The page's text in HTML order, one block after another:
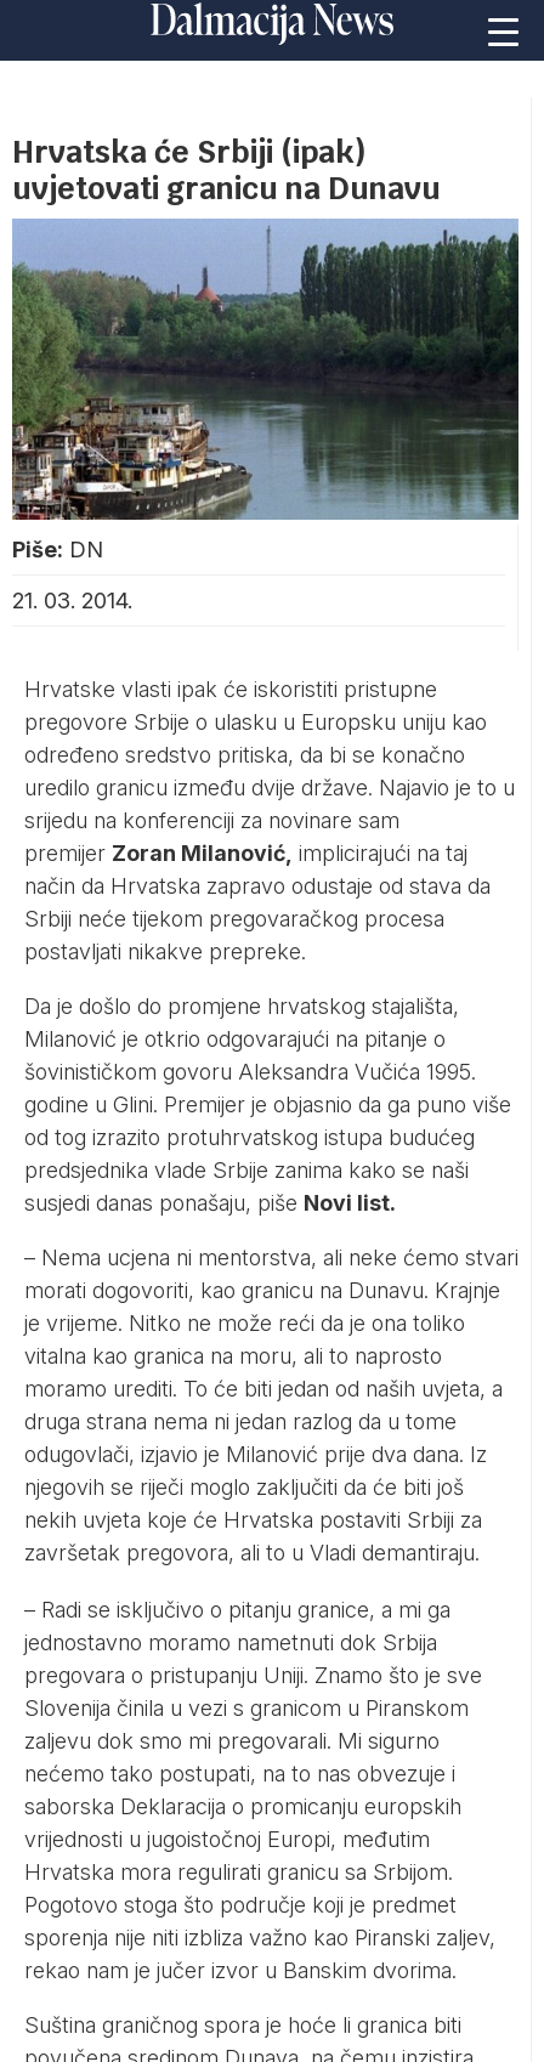
Hrvatska će Srbiji (ipak)
uvjetovati granicu na Dunavu
Piše: DN
21. 03. 2014.
Hrvatske vlasti ipak će iskoristiti pristupne
pregovore Srbije o ulasku u Europsku uniju kao
određeno sredstvo pritiska, da bi se konačno
uredilo granicu između dvije države. Najavio je to u
srijedu na konferenciji za novinare sam
premijer Zoran Milanović, implicirajući na taj
način da Hrvatska zapravo odustaje od stava da
Srbiji neće tijekom pregovaračkog procesa
postavljati nikakve prepreke.
Da je došlo do promjene hrvatskog stajališta,
Milanović je otkrio odgovarajući na pitanje o
šovinističkom govoru Aleksandra Vučića 1995.
godine u Glini. Premijer je objasnio da ga puno više
od tog izrazito protuhrvatskog istupa budućeg
predsjednika vlade Srbije zanima kako se naši
susjedi danas ponašaju, piše Novi list.
– Nema ucjena ni mentorstva, ali neke ćemo stvari
morati dogovoriti, kao granicu na Dunavu. Krajnje
je vrijeme. Nitko ne može reći da je ona toliko
vitalna kao granica na moru, ali to naprosto
moramo urediti. To će biti jedan od naših uvjeta, a
druga strana nema ni jedan razlog da u tome
odugovlači, izjavio je Milanović prije dva dana. Iz
njegovih se riječi moglo zaključiti da će biti još
nekih uvjeta koje će Hrvatska postaviti Srbiji za
završetak pregovora, ali to u Vladi demantiraju.
– Radi se isključivo o pitanju granice, a mi ga
jednostavno moramo nametnuti dok Srbija
pregovara o pristupanju Uniji. Znamo što je sve
Slovenija činila u vezi s granicom u Piranskom
zaljevu dok smo mi pregovarali. Mi sigurno
nećemo tako postupati, na to nas obvezuje i
saborska Deklaracija o promicanju europskih
vrijednosti u jugoistočnoj Europi, međutim
Hrvatska mora regulirati granicu sa Srbijom.
Pogotovo stoga što područje koji je predmet
sporenja nije niti izbliza važno kao Piranski zaljev,
rekao nam je jučer izvor u Banskim dvorima.
Suština graničnog spora je hoće li granica biti